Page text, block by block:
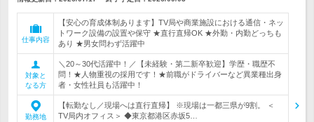
仕事内容
【安心の育成体制あります】TV局や商業施設における通信・ネッ
トワーク設備の設置や保守 ★直行直帰OK ★外勤・内勤どっちも
あり ★男女問わず活躍中
対象と
なる方
＼20～30代活躍中！／【未経験・第二新卒歓迎】学歴・職歴不
問！★人物重視の採用です！★前職がドライバーなど異業種出身
者・女性社員も活躍中！
勤務地
【転勤なし／現場へは直行直帰】 ※現場は一都三県が9割。 ＜
TV局内オフィス＞ ◆東京都港区赤坂5…